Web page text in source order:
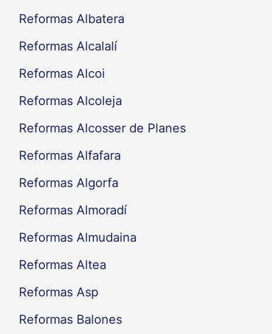
Reformas Albatera
Reformas Alcalalí
Reformas Alcoi
Reformas Alcoleja
Reformas Alcosser de Planes
Reformas Alfafara
Reformas Algorfa
Reformas Almoradí
Reformas Almudaina
Reformas Altea
Reformas Asp
Reformas Balones